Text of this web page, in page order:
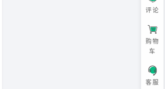
评论
购物
车
客服